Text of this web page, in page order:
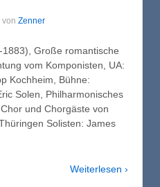
von Zenner
Große romantische
vom Komponisten, UA:
Kochheim, Bühne:
Solen, Philharmonisches
und Chorgäste von
Solisten: James
Weiterlesen ›